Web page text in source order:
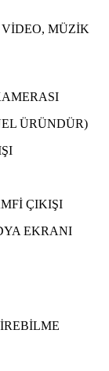
MÜZİK
ÜRÜNDÜR)
ÇIKIŞI
EKRANI